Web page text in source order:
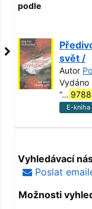
podle
svět /
Autor
Vydáno
“...
E-kniha
Vyhledávací
Poslat
Možnosti